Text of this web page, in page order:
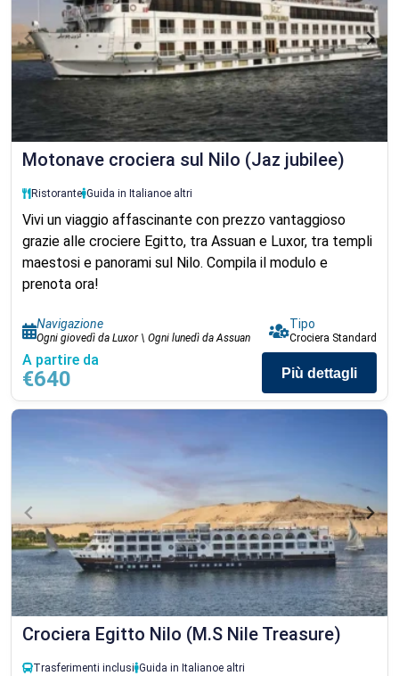
Motonave crociera sul Nilo (Jaz jubilee)
Ristorante Guida in Italianoe altri
Vivi un viaggio affascinante con prezzo vantaggioso
grazie alle crociere Egitto, tra Assuan e Luxor, tra templi
maestosi e panorami sul Nilo. Compila il modulo e
prenota ora!
Navigazione
Ogni giovedì da Luxor \ Ogni lunedì da Assuan
Tipo
Crociera Standard
A partire da
€640 Più dettagli
Crociera Egitto Nilo (M.S Nile Treasure)
Trasferimenti inclusi Guida in Italianoe altri